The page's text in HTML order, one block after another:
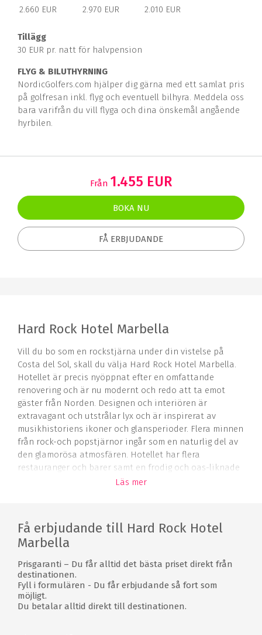
2.660 EUR
2.970 EUR 2.010 EUR
Tillägg
30 EUR pr. natt för halvpension
FLYG & BILUTHYRNING
NordicGolfers.com hjälper dig gärna med ett samlat pris
på golfresan inkl. flyg och eventuell bilhyra. Meddela oss
bara varifrån du vill flyga och dina önskemål angående
hyrbilen.
Från 1.455 EUR
BOKA NU
FÅ ERBJUDANDE
Hard Rock Hotel Marbella
Vill du bo som en rockstjärna under din vistelse på
Costa del Sol, skall du välja Hard Rock Hotel Marbella.
Hotellet är precis nyöppnat efter en omfattande
renovering och är nu modernt och redo att ta emot
gäster från Norden. Designen och interiören är
extravagant och utstrålar lyx och är inspirerat av
musikhistoriens ikoner och glansperioder. Flera minnen
från rock-och popstjärnor ingår som en naturlig del av
den glamorösa atmosfären. Hotellet har flera
restauranger och barer samt en frodig och oas-liknade
trädgård intill Eden Pool Bar och allt ligger endast
Guadalmina Golf Club ligger en stabil golfdrive från
hotellet, men på det hela taget hittar du manga
golfbanor av hög kvalitet bara en kort bilfärd bort.
Rum
Hard Rock Hotel Marbella har ett brett utbud av rum
och sviter, där alla är rymliga och lyxigt inredda med en
Läs mer
Få erbjudande till Hard Rock Hotel
Marbella
Prisgaranti – Du får alltid det bästa priset direkt från
destinationen.
Fyll i formulären - Du får erbjudande så fort som
möjligt.
Du betalar alltid direkt till destinationen.